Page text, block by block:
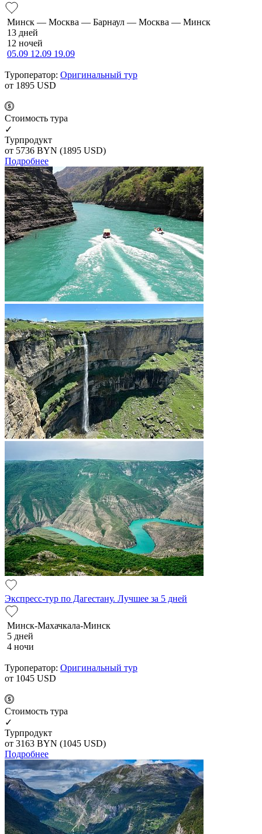
Минск — Москва — Барнаул — Москва — Минск
13 дней
12 ночей
05.09 12.09 19.09
Туроператор: Оригинальный тур
от 1895 USD
Cтоимость тура
✓
Турпродукт
от 5736 BYN (1895 USD)
Подробнее
Экспресс-тур по Дагестану. Лучшее за 5 дней
Минск-Махачкала-Минск
5 дней
4 ночи
Туроператор: Оригинальный тур
от 1045 USD
Cтоимость тура
✓
Турпродукт
от 3163 BYN (1045 USD)
Подробнее